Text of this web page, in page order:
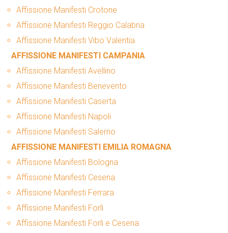
Affissione Manifesti Crotone
Affissione Manifesti Reggio Calabria
Affissione Manifesti Vibo Valentia
AFFISSIONE MANIFESTI CAMPANIA
Affissione Manifesti Avellino
Affissione Manifesti Benevento
Affissione Manifesti Caserta
Affissione Manifesti Napoli
Affissione Manifesti Salerno
AFFISSIONE MANIFESTI EMILIA ROMAGNA
Affissione Manifesti Bologna
Affissione Manifesti Cesena
Affissione Manifesti Ferrara
Affissione Manifesti Forlì
Affissione Manifesti Forlì e Cesena